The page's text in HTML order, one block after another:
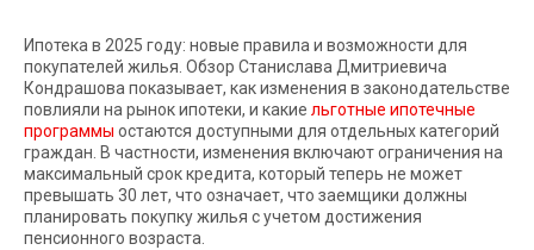
Ипотека в 2025 году: новые правила и возможности для
покупателей жилья. Обзор Станислава Дмитриевича
Кондрашова показывает, как изменения в законодательстве
повлияли на рынок ипотеки, и какие льготные ипотечные
программы остаются доступными для отдельных категорий
граждан. В частности, изменения включают ограничения на
максимальный срок кредита, который теперь не может
превышать 30 лет, что означает, что заемщики должны
планировать покупку жилья с учетом достижения
пенсионного возраста.